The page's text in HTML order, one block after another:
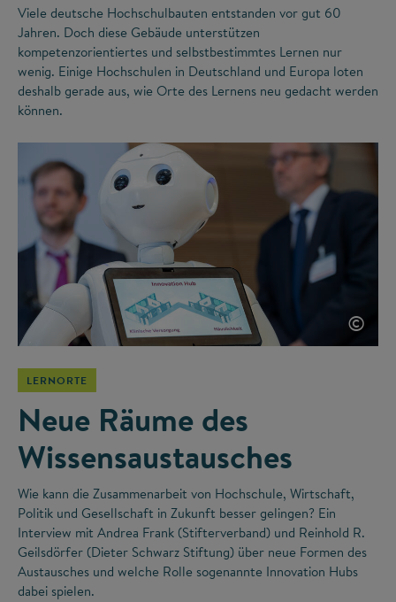
Viele deutsche Hochschulbauten entstanden vor gut 60
Jahren. Doch diese Gebäude unterstützen
kompetenzorientiertes und selbstbestimmtes Lernen nur
wenig. Einige Hochschulen in Deutschland und Europa loten
deshalb gerade aus, wie Orte des Lernens neu gedacht werden
können.
©
LERNORTE
Neue Räume des
Wissensaustausches
Wie kann die Zusammenarbeit von Hochschule, Wirtschaft,
Politik und Gesellschaft in Zukunft besser gelingen? Ein
Interview mit Andrea Frank (Stifterverband) und Reinhold R.
Geilsdörfer (Dieter Schwarz Stiftung) über neue Formen des
Austausches und welche Rolle sogenannte Innovation Hubs
dabei spielen.